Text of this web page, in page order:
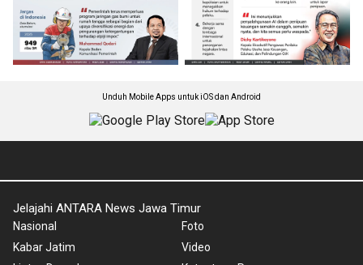
Unduh Mobile Apps untuk iOS dan Android
Jelajahi ANTARA News Jawa Timur
Nasional
Kabar Jatim
Foto
Video